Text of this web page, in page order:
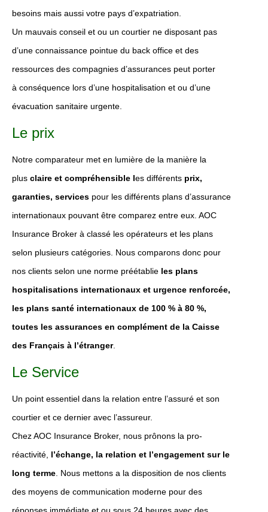
besoins mais aussi votre pays d’expatriation.
Un mauvais conseil et ou un courtier ne disposant pas
d’une connaissance pointue du back office et des
ressources des compagnies d’assurances peut porter
à conséquence lors d’une hospitalisation et ou d’une
évacuation sanitaire urgente.
Le prix
Notre comparateur met en lumière de la manière la
plus claire et compréhensible les différents prix,
garanties, services pour les différents plans d’assurance
internationaux pouvant être comparez entre eux. AOC
Insurance Broker à classé les opérateurs et les plans
selon plusieurs catégories. Nous comparons donc pour
nos clients selon une norme préétablie les plans
hospitalisations internationaux et urgence renforcée,
les plans santé internationaux de 100 % à 80 %,
toutes les assurances en complément de la Caisse
des Français à l’étranger.
Le Service
Un point essentiel dans la relation entre l’assuré et son
courtier et ce dernier avec l’assureur.
Chez AOC Insurance Broker, nous prônons la pro-
réactivité, l’échange, la relation et l’engagement sur le
long terme . Nous mettons a la disposition de nos clients
des moyens de communication moderne pour des